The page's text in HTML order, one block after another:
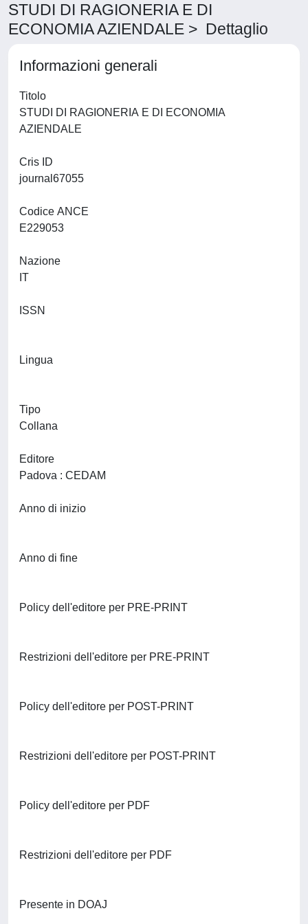
STUDI DI RAGIONERIA E DI
ECONOMIA AZIENDALE > Dettaglio
Informazioni generali
Titolo
STUDI DI RAGIONERIA E DI ECONOMIA
Cris ID
Codice ANCE
Nazione
ISSN
Lingua
Tipo
Collana
Editore
Anno di inizio
Anno di fine
Policy dell'editore per PRE-PRINT
Restrizioni dell'editore per PRE-PRINT
Policy dell'editore per POST-PRINT
Restrizioni dell'editore per POST-PRINT
Policy dell'editore per PDF
Restrizioni dell'editore per PDF
Presente in DOAJ